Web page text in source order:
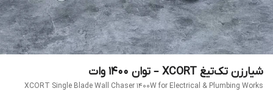
شیارزن تک‌تیغ XCORT – توان ۱۴۰۰ وات
XCORT Single Blade Wall Chaser 1400W for Electrical & Plumbing Works